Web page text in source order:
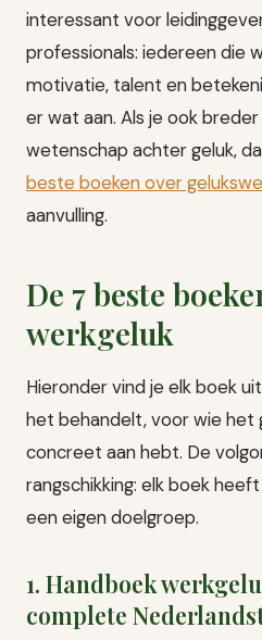
interessant voor
professionals: iedereen die
motivatie, talent en
er wat aan. Als je ook
wetenschap achter geluk,
beste boeken over
aanvulling.
De 7 beste
werkgeluk
Hieronder vind je elk boek
het behandelt, voor wie het
concreet aan hebt. De
rangschikking: elk boek
een eigen doelgroep.
1. Handboek
complete